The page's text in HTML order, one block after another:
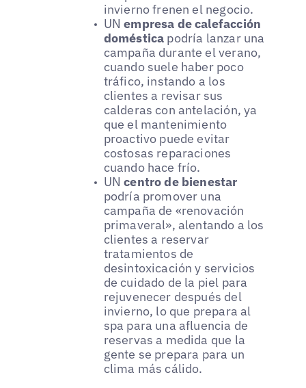
invierno frenen el negocio.
UNempresa de calefacción
doméstica podría lanzar una
campaña durante el verano,
cuando suele haber poco
tráfico, instando a los
clientes a revisar sus
calderas con antelación, ya
que el mantenimiento
proactivo puede evitar
costosas reparaciones
cuando hace frío.
UNcentro de bienestar
podría promover una
campaña de «renovación
primaveral», alentando a los
clientes a reservar
tratamientos de
desintoxicación y servicios
de cuidado de la piel para
rejuvenecer después del
invierno, lo que prepara al
spa para una afluencia de
reservas a medida que la
gente se prepara para un
clima más cálido.